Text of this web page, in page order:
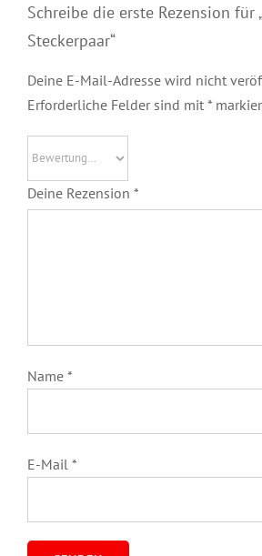
Schreibe die erste Rezension für
Steckerpaar“
Deine E-Mail-Adresse wird nicht
Erforderliche Felder sind mit *
Deine Rezension *
Name *
E-Mail *